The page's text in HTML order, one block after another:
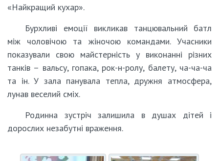
«Найкращий кухар».
Бурхливі емоції викликав танцювальний батл
між чоловічою та жіночою командами. Учасники
показували свою майстерність у виконанні різних
танків – вальсу, гопака, рок-н-ролу, балету, ча-ча-ча
та ін. У зала панувала тепла, дружня атмосфера,
лунав веселий сміх.
Родинна зустріч залишила в душах дітей і
дорослих незабутні враження.